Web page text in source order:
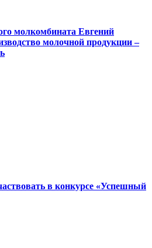
молкомбината Евгений
молочной продукции –
в конкурсе «Успешный